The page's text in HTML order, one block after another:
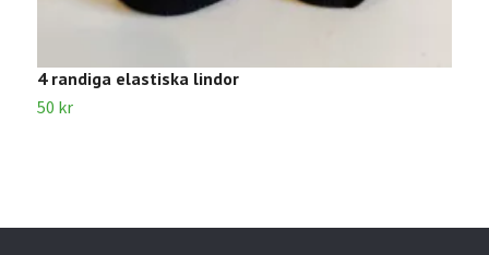
4 randiga elastiska lindor
50 kr